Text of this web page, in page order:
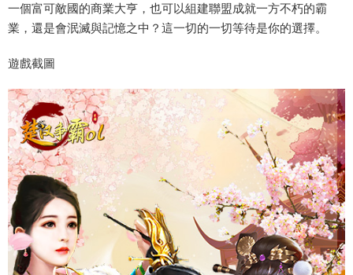
一個富可敵國的商業大亨，也可以組建聯盟成就一方不朽的霸
業，還是會泯滅與記憶之中？這一切的一切等待是你的選擇。
遊戲截圖